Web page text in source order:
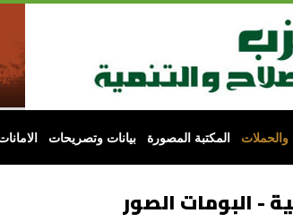
والحملات المكتبة المصورة بيانات وتصريحات
- البومات الصور